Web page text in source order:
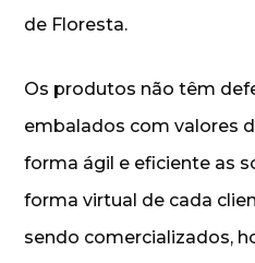
de Floresta.
Os produtos não têm
embalados com valores
forma ágil e eficiente as
forma virtual de cada
sendo comercializados,